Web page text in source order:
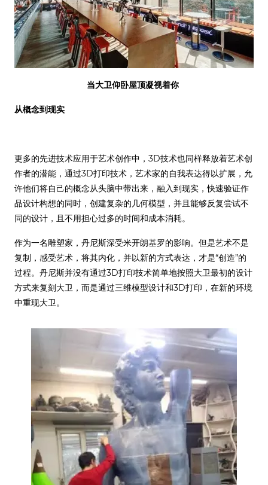
当大卫仰卧屋顶凝视着你
从概念到现实
更多的先进技术应用于艺术创作中，3D技术也同样释放着艺术创
作者的潜能，通过3D打印技术，艺术家的自我表达得以扩展，允
许他们将自己的概念从头脑中带出来，融入到现实，快速验证作
品设计构想的同时，创建复杂的几何模型，并且能够反复尝试不
同的设计，且不用担心过多的时间和成本消耗。
作为一名雕塑家，丹尼斯深受米开朗基罗的影响。但是艺术不是
复制，感受艺术，将其内化，并以新的方式表达，才是“创造”的
过程。丹尼斯并没有通过3D打印技术简单地按照大卫最初的设计
方式来复刻大卫，而是通过三维模型设计和3D打印，在新的环境
中重现大卫。